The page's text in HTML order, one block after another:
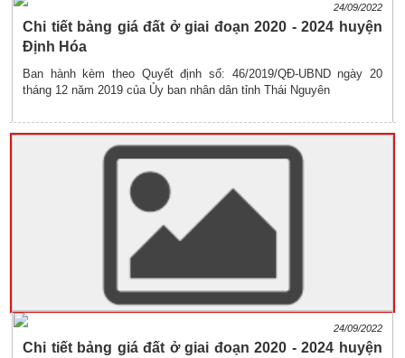
24/09/2022
Chi tiết bảng giá đất ở giai đoạn 2020 - 2024 huyện
Định Hóa
Ban hành kèm theo Quyết định số: 46/2019/QĐ-UBND ngày 20
tháng 12 năm 2019 của Ủy ban nhân dân tỉnh Thái Nguyên
24/09/2022
Chi tiết bảng giá đất ở giai đoạn 2020 - 2024 huyện